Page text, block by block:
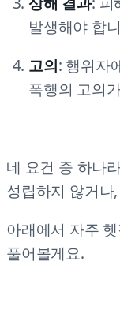
발생해야 합
고의: 행위자
폭행의 고의
네 요건 중 하나
성립하지 않거나
아래에서 자주
풀어볼게요.